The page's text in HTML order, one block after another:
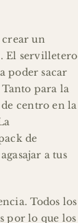
crear un
El servilletero
poder sacar
para la
centro en la
de
a tus
Todos los
por lo que los